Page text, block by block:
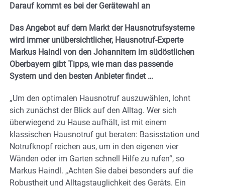
Darauf kommt es bei der Gerätewahl an
Das Angebot auf dem Markt der Hausnotrufsysteme
wird immer unübersichtlicher, Hausnotruf-Experte
Markus Haindl von den Johannitern im südöstlichen
Oberbayern gibt Tipps, wie man das passende
System und den besten Anbieter findet …
„Um den optimalen Hausnotruf auszuwählen, lohnt
sich zunächst der Blick auf den Alltag. Wer sich
überwiegend zu Hause aufhält, ist mit einem
klassischen Hausnotruf gut beraten: Basisstation und
Notrufknopf reichen aus, um in den eigenen vier
Wänden oder im Garten schnell Hilfe zu rufen“, so
Markus Haindl. „Achten Sie dabei besonders auf die
Robustheit und Alltagstauglichkeit des Geräts. Ein